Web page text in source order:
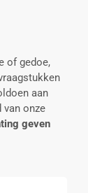
of gedoe,
aan
van onze
geven